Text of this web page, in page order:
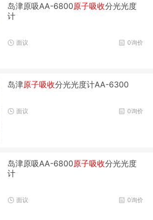
岛津原吸AA-6800原子吸收分光光度
计
0询价
面议
岛津原子吸收分光光度计AA-6300
0询价
面议
岛津原吸AA-6800原子吸收分光光度
计
0询价
面议